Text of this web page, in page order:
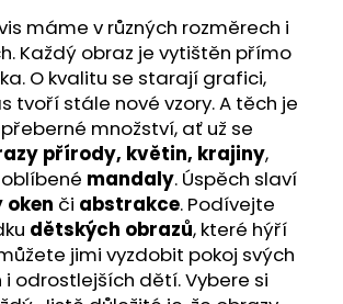
máme v různých rozměrech i
Každý obraz je vytištěn přímo
O kvalitu se starají grafici,
tvoří stále nové vzory. A těch je
množství, ať už se
přírody, květin, krajiny,
mandaly. Úspěch slaví
oken či abstrakce. Podívejte
dětských obrazů, které hýří
jimi vyzdobit pokoj svých
odrostlejších dětí. Vybere si